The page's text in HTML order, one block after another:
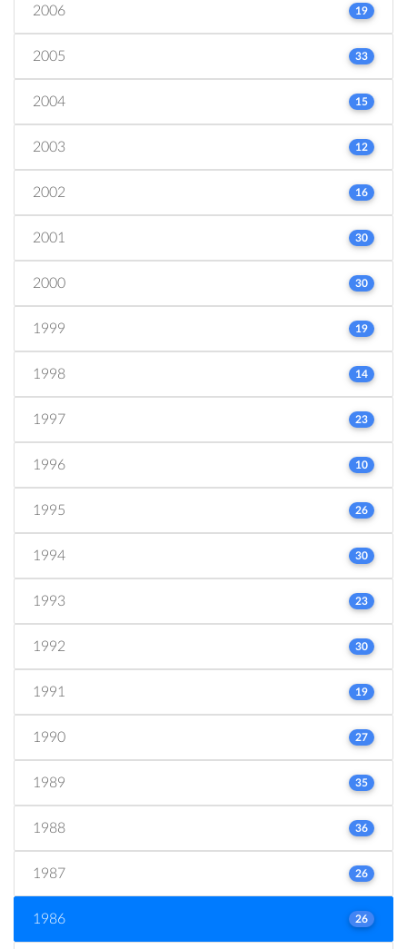
2006 19
2005 33
2004 15
2003 12
2002 16
2001 30
2000 30
1999 19
1998 14
1997 23
1996 10
1995 26
1994 30
1993 23
1992 30
1991 19
1990 27
1989 35
1988 36
1987 26
1986 26